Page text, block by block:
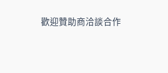
歡迎贊助商洽談合作